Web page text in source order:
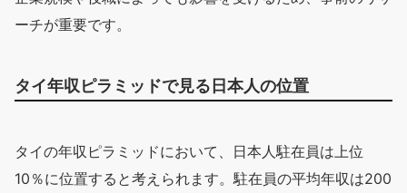
ーチが重要です。
タイ年収ピラミッドで見る日本人の位置
タイの年収ピラミッドにおいて、日本人駐在員は上位
10％に位置すると考えられます。駐在員の平均年収は200